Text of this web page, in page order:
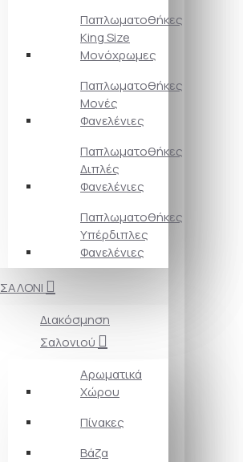
Παπλωματοθήκες
King Size
Μονόχρωμες
Παπλωματοθήκες
Μονές
Φανελένιες
Παπλωματοθήκες
Διπλές
Φανελένιες
Παπλωματοθήκες
Υπέρδιπλες
Φανελένιες
ΣΑΛΟΝΙ
Διακόσμηση
Σαλονιού
Αρωματικά
Χώρου
Πίνακες
Βάζα